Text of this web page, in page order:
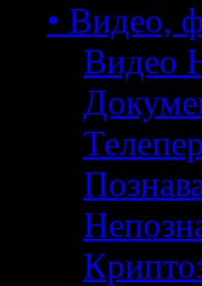
• Видео,
Видео